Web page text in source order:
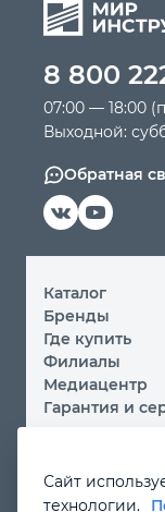
Силовое
Крепежный
Режущий
Прочий
8 800
07:00 — 18:00
Выходной:
Обратная
Каталог
Бренды
Где купить
Филиалы
Медиацентр
Гарантия и
Вы принимаете
Сайт
технологии.